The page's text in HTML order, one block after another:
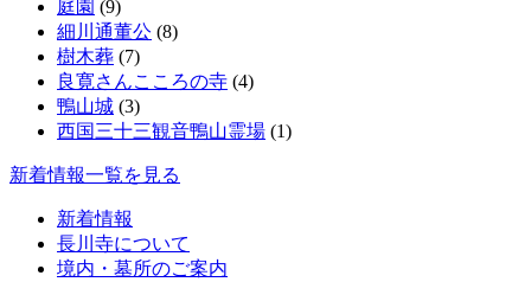
庭園 (9)
細川通董公 (8)
樹木葬 (7)
良寛さんこころの寺 (4)
鴨山城 (3)
西国三十三観音鴨山霊場 (1)
新着情報一覧を見る
新着情報
長川寺について
境内・墓所のご案内